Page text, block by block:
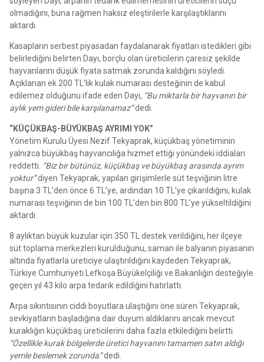
olmadığını, buna rağmen haksız eleştirilerle karşılaştıklarını
aktardı.
Kasapların serbest piyasadan faydalanarak fiyatları istedikleri gibi
belirlediğini belirten Dayı, borçlu olan üreticilerin çaresiz şekilde
hayvanlarını düşük fiyata satmak zorunda kaldığını söyledi.
Açıklanan ek 200 TL’lik kulak numarası desteğinin de kabul
edilemez olduğunu ifade eden Dayı, “Bu miktarla bir hayvanın bir
aylık yem gideri bile karşılanamaz”dedi.
“KÜÇÜKBAŞ-BÜYÜKBAŞ AYRIMI YOK”
Yönetim Kurulu Üyesi Nezif Tekyaprak, küçükbaş yönetiminin
yalnızca büyükbaş hayvancılığa hizmet ettiği yönündeki iddiaları
reddetti. “Biz bir bütünüz, küçükbaş ve büyükbaş arasında ayrım
yoktur”diyen Tekyaprak, yapılan girişimlerle süt teşviğinin litre
başına 3 TL’den önce 6 TL’ye, ardından 10 TL’ye çıkarıldığını, kulak
numarası teşviğinin de bin 100 TL’den bin 800 TL’ye yükseltildiğini
aktardı.
8 aylıktan büyük kuzular için 350 TL destek verildiğini, her ilçeye
süt toplama merkezleri kurulduğunu, saman ile balyanın piyasanın
altında fiyatlarla üreticiye ulaştırıldığını kaydeden Tekyaprak,
Türkiye Cumhuriyeti Lefkoşa Büyükelçiliği ve Bakanlığın desteğiyle
geçen yıl 43 kilo arpa tedarik edildiğini hatırlattı.
Arpa sıkıntısının ciddi boyutlara ulaştığını öne süren Tekyaprak,
sevkiyatların başladığına dair duyum aldıklarını ancak mevcut
kuraklığın küçükbaş üreticilerini daha fazla etkilediğini belirtti.
“Özellikle kurak bölgelerde üretici hayvanını tamamen satın aldığı
yemle beslemek zorunda”dedi.